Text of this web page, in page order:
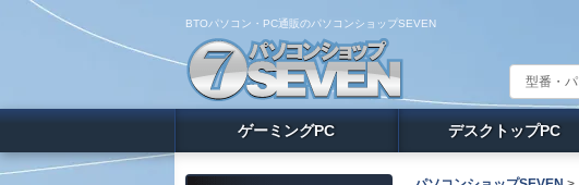
BTOパソコン・PC通販のパソコンショップSEVEN
ゲーミングPC デスクトップPC